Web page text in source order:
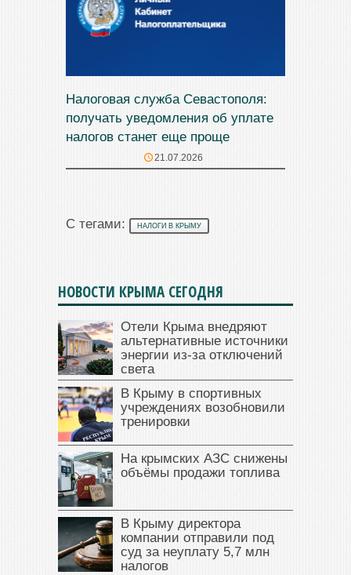
Налоговая служба Севастополя:
получать уведомления об уплате
налогов станет еще проще
21.07.2026
С тегами: НАЛОГИ В КРЫМУ
НОВОСТИ КРЫМА СЕГОДНЯ
Отели Крыма внедряют
альтернативные источники
энергии из-за отключений
света
В Крыму в спортивных
учреждениях возобновили
тренировки
На крымских АЗС снижены
объёмы продажи топлива
В Крыму директора
компании отправили под
суд за неуплату 5,7 млн
налогов